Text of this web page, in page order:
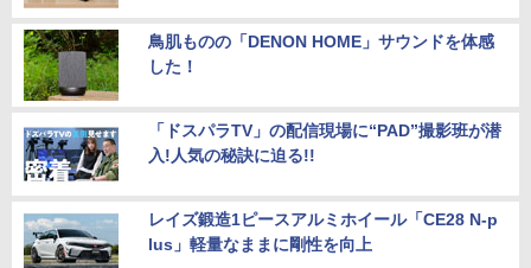
鳥肌ものの「DENON HOME」サウンドを体感
した！
「ドスパラTV」の配信現場に“PAD”撮影班が潜
入!人気の秘訣に迫る!!
レイズ鍛造1ピースアルミホイール「CE28 N-p
lus」軽量なままに剛性を向上